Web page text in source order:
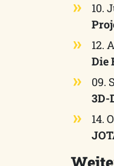
10.
12.
Die
09.
3D-
14.